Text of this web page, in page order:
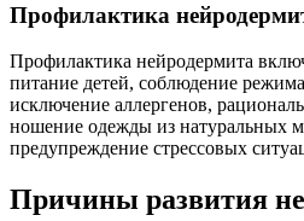
Профилактика
Профилактика нейродермита
питание детей, соблюдение
исключение аллергенов,
ношение одежды из натуральных
предупреждение стрессовых
Причины развития